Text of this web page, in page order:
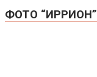
ФОТО “ИРРИОН”